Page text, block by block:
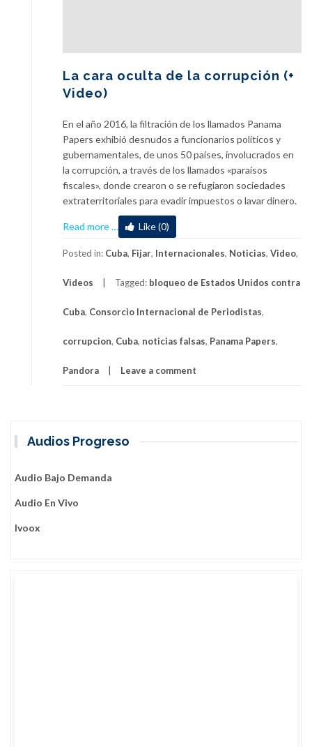
La cara oculta de la corrupción (+
Video)
En el año 2016, la filtración de los llamados Panama
Papers exhibió desnudos a funcionarios políticos y
gubernamentales, de unos 50 países, involucrados en
la corrupción, a través de los llamados «paraísos
fiscales», donde crearon o se refugiaron sociedades
extraterritoriales para evadir impuestos o lavar dinero.
Read more
about
La
cara
de
corrupción
Video)
… Like (0)
Posted in: Cuba, Fijar, Internacionales, Noticias, Video,
Videos Tagged: bloqueo de Estados Unidos contra
Cuba, Consorcio Internacional de Periodistas,
corrupcion, Cuba, noticias falsas, Panama Papers,
Pandora Leave a comment
Audios Progreso
Audio Bajo Demanda
Audio En Vivo
Ivoox